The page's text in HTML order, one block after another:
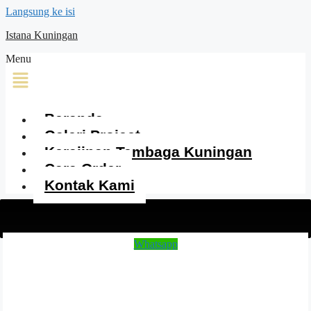
Langsung ke isi
Istana Kuningan
Menu
Beranda
Galeri Project
Kerajinan Tembaga Kuningan
Cara Order
Kontak Kami
Whatsapp